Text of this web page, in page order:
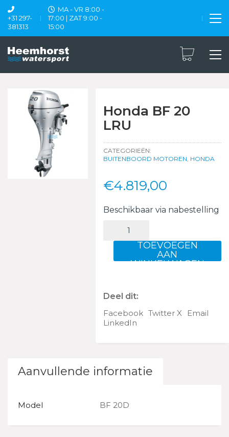
+31 297-
381313
MA - VR 8:00 -
17:00 | ZAT 9:00 -
15:00
Honda BF 20
LRU
CATEGORIEËN:
BUITENBOORD MOTOREN, HONDA
€4.819,00
Beschikbaar via nabestelling
aantal
TOEVOEGEN
AAN
WINKELWAGEN
Deel dit:
Facebook Twitter X
Email
LinkedIn
Aanvullende informatie
Model BF 20D